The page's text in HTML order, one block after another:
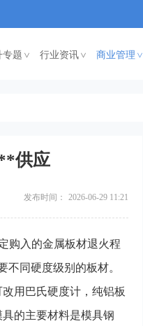
专题 < 行业资讯 < 商业管理<
供应
发布时间： 2026-06-29 11:21
购入的金属板材退火程
同硬度级别的板材。
用巴氏硬度计，纯铝板
的主要材料是模具钢